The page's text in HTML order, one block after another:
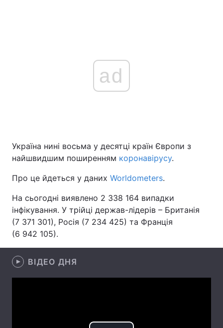
Головна Війна
Україна Політика
Економіка Світ
Спорт Наука
Зброя
ad
Україна нині восьма у десятці країн Європи з
найшвидшим поширенням коронавірусу.
Про це йдеться у даних Worldometers.
На сьогодні виявлено 2 338 164 випадки
інфікування. У трійці держав-лідерів – Британія
(7 371 301), Росія (7 234 425) та Франція
(6 942 105).
ВІДЕО ДНЯ